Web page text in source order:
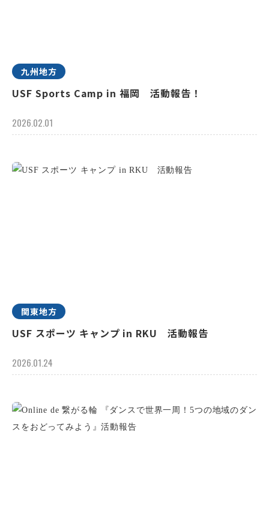
九州地方
USF Sports Camp in 福岡 活動報告！
2026.02.01
関東地方
USF スポーツ キャンプ in RKU 活動報告
2026.01.24